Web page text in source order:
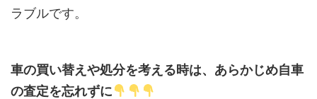
ラブルです。
車の買い替えや処分を考える時は、あらかじめ自車
の査定を忘れずに